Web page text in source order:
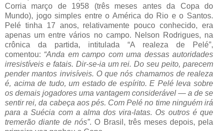
Corria março de 1958 (três meses antes da Copa do
Mundo), jogo simples entre o América do Rio e o Santos.
Pelé tinha 17 anos, relativamente pouco conhecido, era
apenas um entre vários no campo. Nelson Rodrigues, na
crônica da partida, intitulada “A realeza de Pelé”,
comentou: “Anda em campo com uma dessas autoridades
irresistíveis e fatais. Dir-se-ia um rei. Do seu peito, parecem
pender mantos invisíveis. O que nós chamamos de realeza
é, acima de tudo, um estado de espírito. E Pelé leva sobre
os demais jogadores uma vantagem considerável — a de se
sentir rei, da cabeça aos pés. Com Pelé no time ninguém irá
para a Suécia com a alma dos vira-latas. Os outros é que
tremerão diante de nós”. O Brasil, três meses depois, pela